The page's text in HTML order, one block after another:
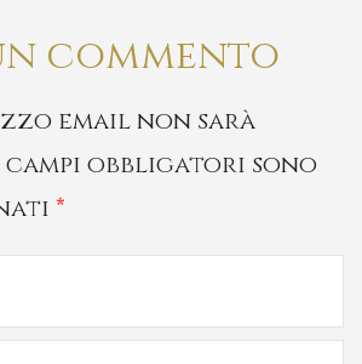
commento
email non sarà
campi obbligatori sono
*